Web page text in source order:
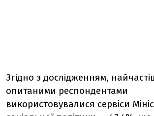
Згідно з дослідженням,
опитаними респондентами
використовувалися сервіси